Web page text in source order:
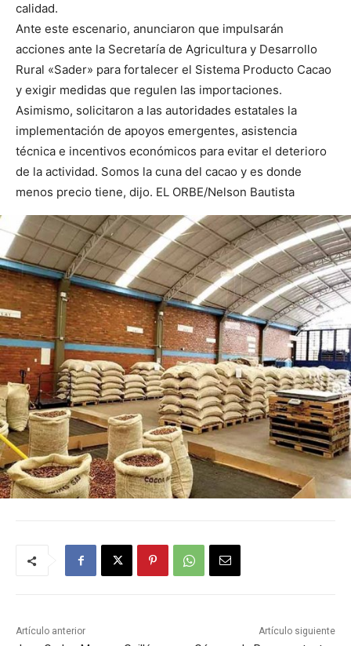
calidad.
Ante este escenario, anunciaron que impulsarán
acciones ante la Secretaría de Agricultura y Desarrollo
Rural «Sader» para fortalecer el Sistema Producto Cacao
y exigir medidas que regulen las importaciones.
Asimismo, solicitaron a las autoridades estatales la
implementación de apoyos emergentes, asistencia
técnica e incentivos económicos para evitar el deterioro
de la actividad. Somos la cuna del cacao y es donde
menos precio tiene, dijo. EL ORBE/Nelson Bautista
Artículo anterior Artículo siguiente